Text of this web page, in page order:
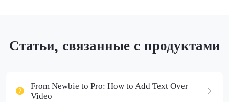
Статьи, связанные с продуктами
From Newbie to Pro: How to Add Text Over
Video